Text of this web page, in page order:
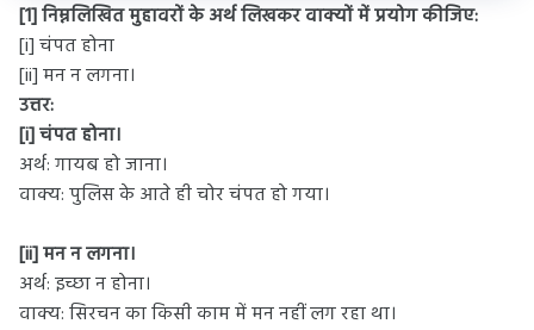
[1] निम्नलिखित मुहावरों के अर्थ लिखकर वाक्यों में प्रयोग कीजिए:
[i] चंपत होना
[ii] मन न लगना।
उत्तर:
[i] चंपत होना।
अर्थ: गायब हो जाना।
वाक्य: पुलिस के आते ही चोर चंपत हो गया।
[ii] मन न लगना।
अर्थ: इच्छा न होना।
वाक्य: सिरचन का किसी काम में मन नहीं लग रहा था।